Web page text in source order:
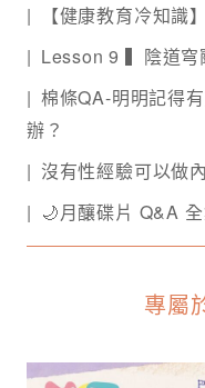
【健康教育冷知識
Lesson 9 ▍陰道穹
棉條QA-明明記得
辦？
沒有性經驗可以做
🌙月釀碟片 Q&A
專屬